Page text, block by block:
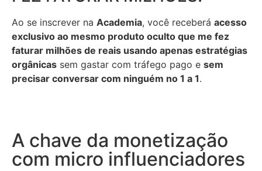
Ao se inscrever na Academia, você receberá acesso
exclusivo ao mesmo produto oculto que me fez
faturar milhões de reais usando apenas estratégias
orgânicas sem gastar com tráfego pago e sem
precisar conversar com ninguém no 1 a 1.
A chave da monetização
com micro influenciadores